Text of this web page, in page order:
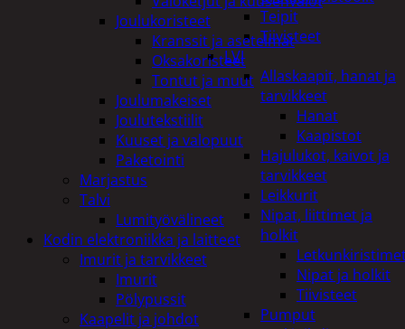
Teipit
Tiivisteet
LVI
Allaskaapit, hanat ja
tarvikkeet
Hanat
Kaapistot
Hajulukot, kaivot ja
tarvikkeet
Leikkurit
Nipat, liittimet ja
holkit
Nipat ja holkit
Tiivisteet
Pumput
Joulukoristeet
Kranssit ja asetelmat
Oksakoristeet
Tontut ja muut
Joulumakeiset
Joulutekstiilit
Kuuset ja valopuut
Paketointi
Marjastus
Talvi
Lumityövälineet
Kodin elektroniikka ja laitteet
Imurit ja tarvikkeet
Imurit
Pölypussit
Kaapelit ja johdot